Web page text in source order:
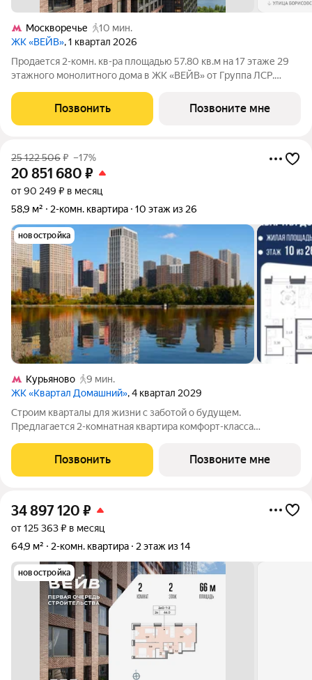
Москворечье
10 мин.
ЖК «ВЕЙВ», 1 квартал 2026
Продается 2-комн. кв-ра площадью 57.80 кв.м на 17 этаже 29
этажного монолитного дома в ЖК «ВЕЙВ» от Группа ЛСР.
набережная со смотровой площадкой, беговыми и
велодорожками, детскими и спортивными.
Позвонить Позвоните мне
25 122 506₽ –17%
20 851 680 ₽
от 90 249 ₽ в месяц
58,9 м²
2-комн. квартира 10 этаж из 26
новостройка
Курьяново
9 мин.
ЖК «Квартал Домашний», 4 квартал 2029
Строим кварталы для жизни с заботой о будущем.
Предлагается 2-комнатная квартира комфорт-класса
этаже, в жилом комплексе "Квартал Домашний".Застройщик
сдает квартиры с отделкой в нескольких
Позвонить Позвоните мне
34 897 120 ₽
от 125 363 ₽ в месяц
64,9 м²
2-комн. квартира 2 этаж из 14
новостройка